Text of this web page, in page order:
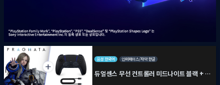
음성 한국어 인터페이스/자막 한글
듀얼센스 무선 컨트롤러 미드나이트 블랙 + PC용 USB 케이블 + 프래그마타